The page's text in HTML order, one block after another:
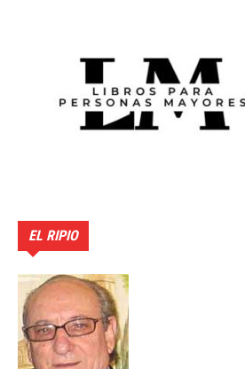
EL RIPIO